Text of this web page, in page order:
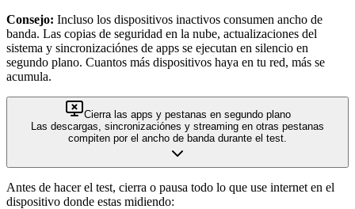
Consejo: Incluso los dispositivos inactivos consumen ancho de
banda. Las copias de seguridad en la nube, actualizaciones del
sistema y sincronizaciónes de apps se ejecutan en silencio en
segundo plano. Cuantos más dispositivos haya en tu red, más se
acumula.
Cierra las apps y pestanas en segundo plano
Las descargas, sincronizaciónes y streaming en otras pestanas
compiten por el ancho de banda durante el test.
Antes de hacer el test, cierra o pausa todo lo que use internet en el
dispositivo donde estas midiendo: